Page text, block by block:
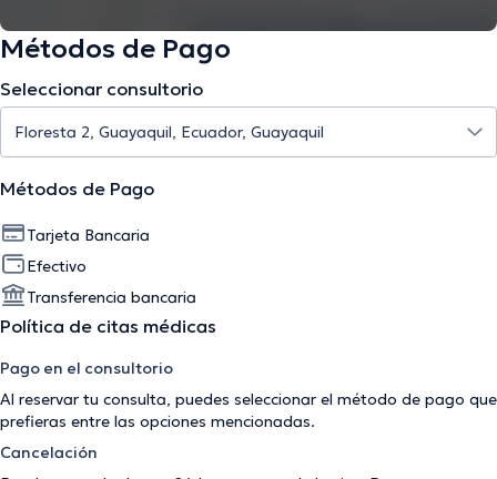
Métodos de Pago
Seleccionar consultorio
Métodos de Pago
Tarjeta Bancaria
Efectivo
Transferencia bancaria
Política de citas médicas
Pago en el consultorio
Al reservar tu consulta, puedes seleccionar el método de pago que
prefieras entre las opciones mencionadas.
Cancelación